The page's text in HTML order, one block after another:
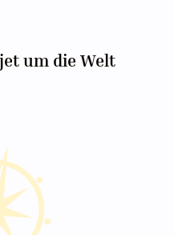
um die Welt